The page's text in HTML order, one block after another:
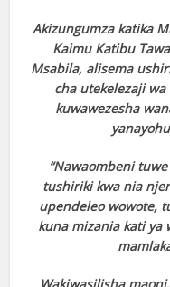
Akizungumza katika
Kaimu Katibu
Msabila, alisema
cha utekelezaji
kuwawezesha
“Nawaombeni
tushiriki kwa nia
upendeleo wowote,
kuna mizania kati ya